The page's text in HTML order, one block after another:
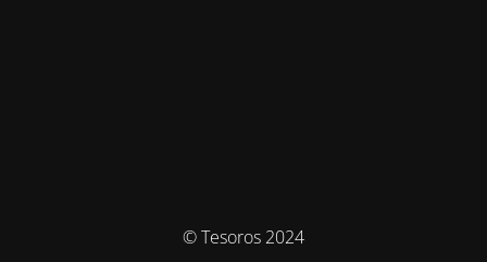
© Tesoros 2024